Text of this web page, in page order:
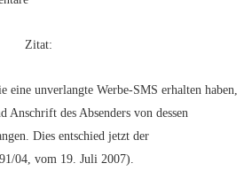
Zitat:
unverlangte Werbe-SMS erhalten haben,
Anschrift des Absenders von dessen
Dies entschied jetzt der
04, vom 19. Juli 2007).